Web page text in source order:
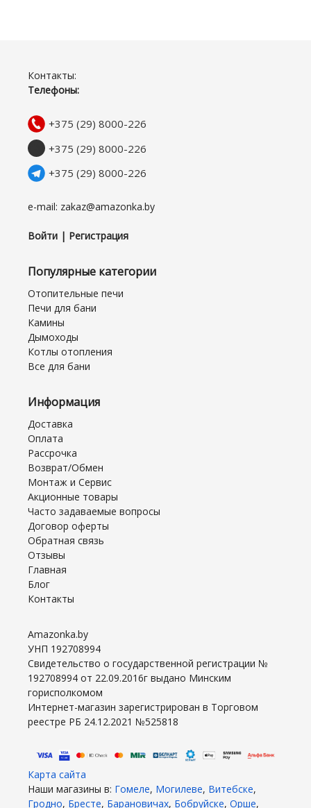
Контакты:
Телефоны:
+375 (29) 8000-226
+375 (29) 8000-226
+375 (29) 8000-226
e-mail: zakaz@amazonka.by
Войти | Регистрация
Популярные категории
Отопительные печи
Печи для бани
Камины
Дымоходы
Котлы отопления
Все для бани
Информация
Доставка
Оплата
Рассрочка
Возврат/Обмен
Монтаж и Сервис
Акционные товары
Часто задаваемые вопросы
Договор оферты
Обратная связь
Отзывы
Главная
Блог
Контакты
Amazonka.by
УНП 192708994
Свидетельство о государственной регистрации №
192708994 от 22.09.2016г выдано Минским
горисполкомом
Интернет-магазин зарегистрирован в Торговом
реестре РБ 24.12.2021 №525818
Карта сайта
Наши магазины в: Гомеле, Могилеве, Витебске,
Гродно, Бресте, Барановичах, Бобруйске, Орше,